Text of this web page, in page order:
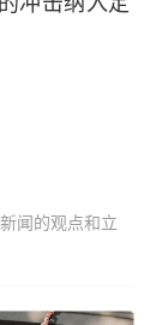
闻的观点和立